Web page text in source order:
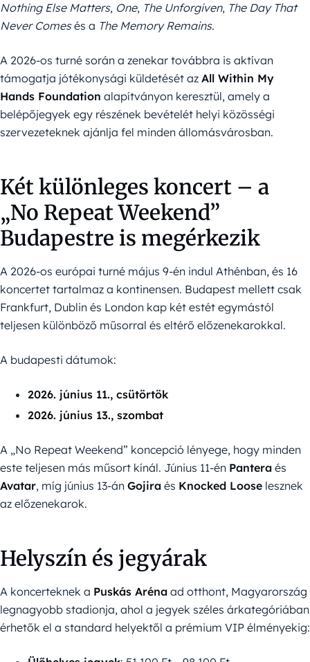
Nothing Else Matters, One, The Unforgiven, The Day That
Never Comesés a The Memory Remains.
A 2026-os turné során a zenekar továbbra is aktívan
támogatja jótékonysági küldetését az All Within My
Hands Foundation alapítványon keresztül, amely a
belépőjegyek egy részének bevételét helyi közösségi
szervezeteknek ajánlja fel minden állomásvárosban.
Két különleges koncert – a
„No Repeat Weekend”
Budapestre is megérkezik
A 2026-os európai turné május 9-én indul Athénban, és 16
koncertet tartalmaz a kontinensen. Budapest mellett csak
Frankfurt, Dublin és London kap két estét egymástól
teljesen különböző műsorral és eltérő előzenekarokkal.
A budapesti dátumok:
2026. június 11., csütörtök
2026. június 13., szombat
A „No Repeat Weekend” koncepció lényege, hogy minden
este teljesen más műsort kínál. Június 11-én Pantera és
Avatar, míg június 13-án Gojira és Knocked Loose lesznek
az előzenekarok.
Helyszín és jegyárak
A koncerteknek a Puskás Aréna ad otthont, Magyarország
legnagyobb stadionja, ahol a jegyek széles árkategóriában
érhetők el a standard helyektől a prémium VIP élményekig: